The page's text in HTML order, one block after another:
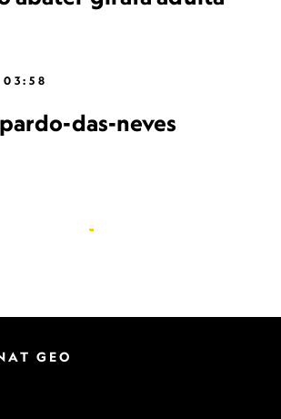
03:58
das-neves
GEO